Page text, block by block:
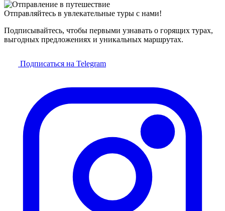
Отправляйтесь в увлекательные туры с нами!
Подписывайтесь, чтобы первыми узнавать о горящих турах,
выгодных предложениях и уникальных маршрутах.
Подписаться на Telegram